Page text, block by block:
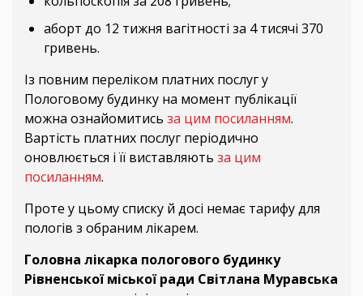
аборт до 12 тижня вагітності за 4 тисячі 370
гривень.
Із повним переліком платних послуг у
Пологовому будинку на момент публікації
можна ознайомитись за цим посиланням.
Вартість платних послуг періодично
оновлюється і її виставляють за цим
посиланням.
Проте у цьому списку й досі немає тарифу для
пологів з обраним лікарем.
Головна лікарка пологового будинку
Рівненської міської ради Світлана Муравська